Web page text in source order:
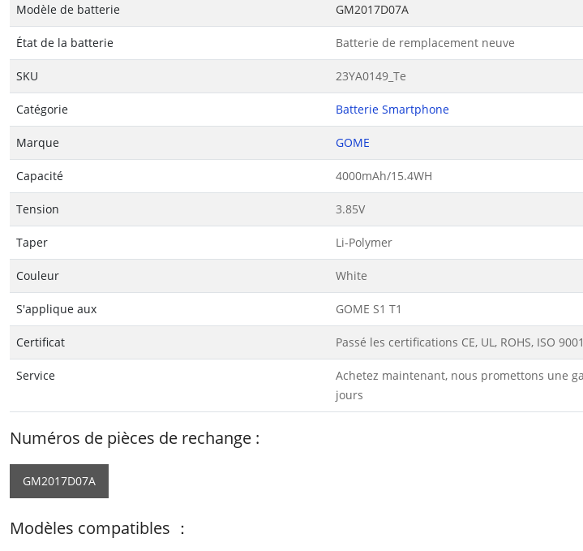
Modèle de batterie GM2017D07A
État de la batterie Batterie de remplacement neuve
SKU 23YA0149_Te
Catégorie Batterie Smartphone
Marque GOME
Capacité 4000mAh/15.4WH
Tension 3.85V
Taper Li-Polymer
Couleur White
S'applique aux GOME S1 T1
Certificat Passé les certifications CE, UL, ROHS, ISO
Service
Achetez maintenant, nous promettons une
jours
Numéros de pièces de rechange :
GM2017D07A
Modèles compatibles ：